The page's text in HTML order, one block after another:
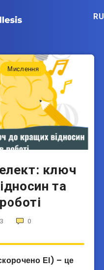
RU
Мислення
ключ
та
0
ЕІ) – це